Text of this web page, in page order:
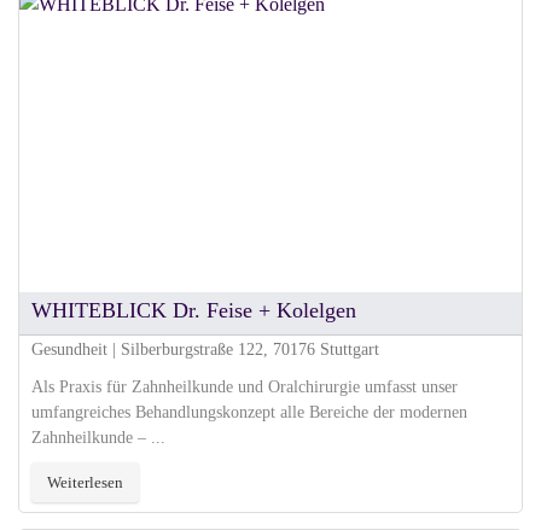
WHITEBLICK Dr. Feise + Kolelgen
Gesundheit | Silberburgstraße 122, 70176 Stuttgart
Als Praxis für Zahnheilkunde und Oralchirurgie umfasst unser
umfangreiches Behandlungskonzept alle Bereiche der modernen
Zahnheilkunde – ...
Weiterlesen